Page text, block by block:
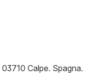
03710 Calpe. Spagna.